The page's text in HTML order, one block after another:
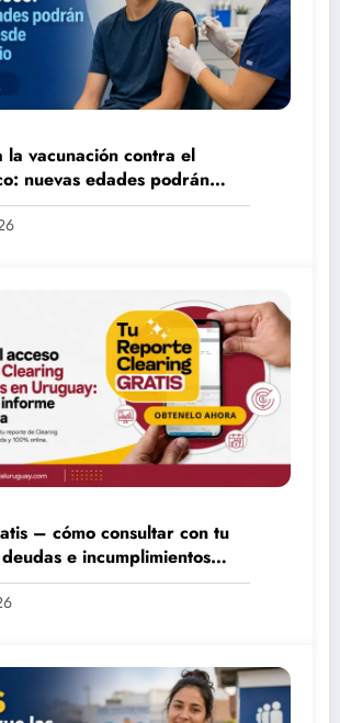
la vacunación contra el
nuevas edades podrán
fines de julio
– cómo consultar con tu
e incumplimientos